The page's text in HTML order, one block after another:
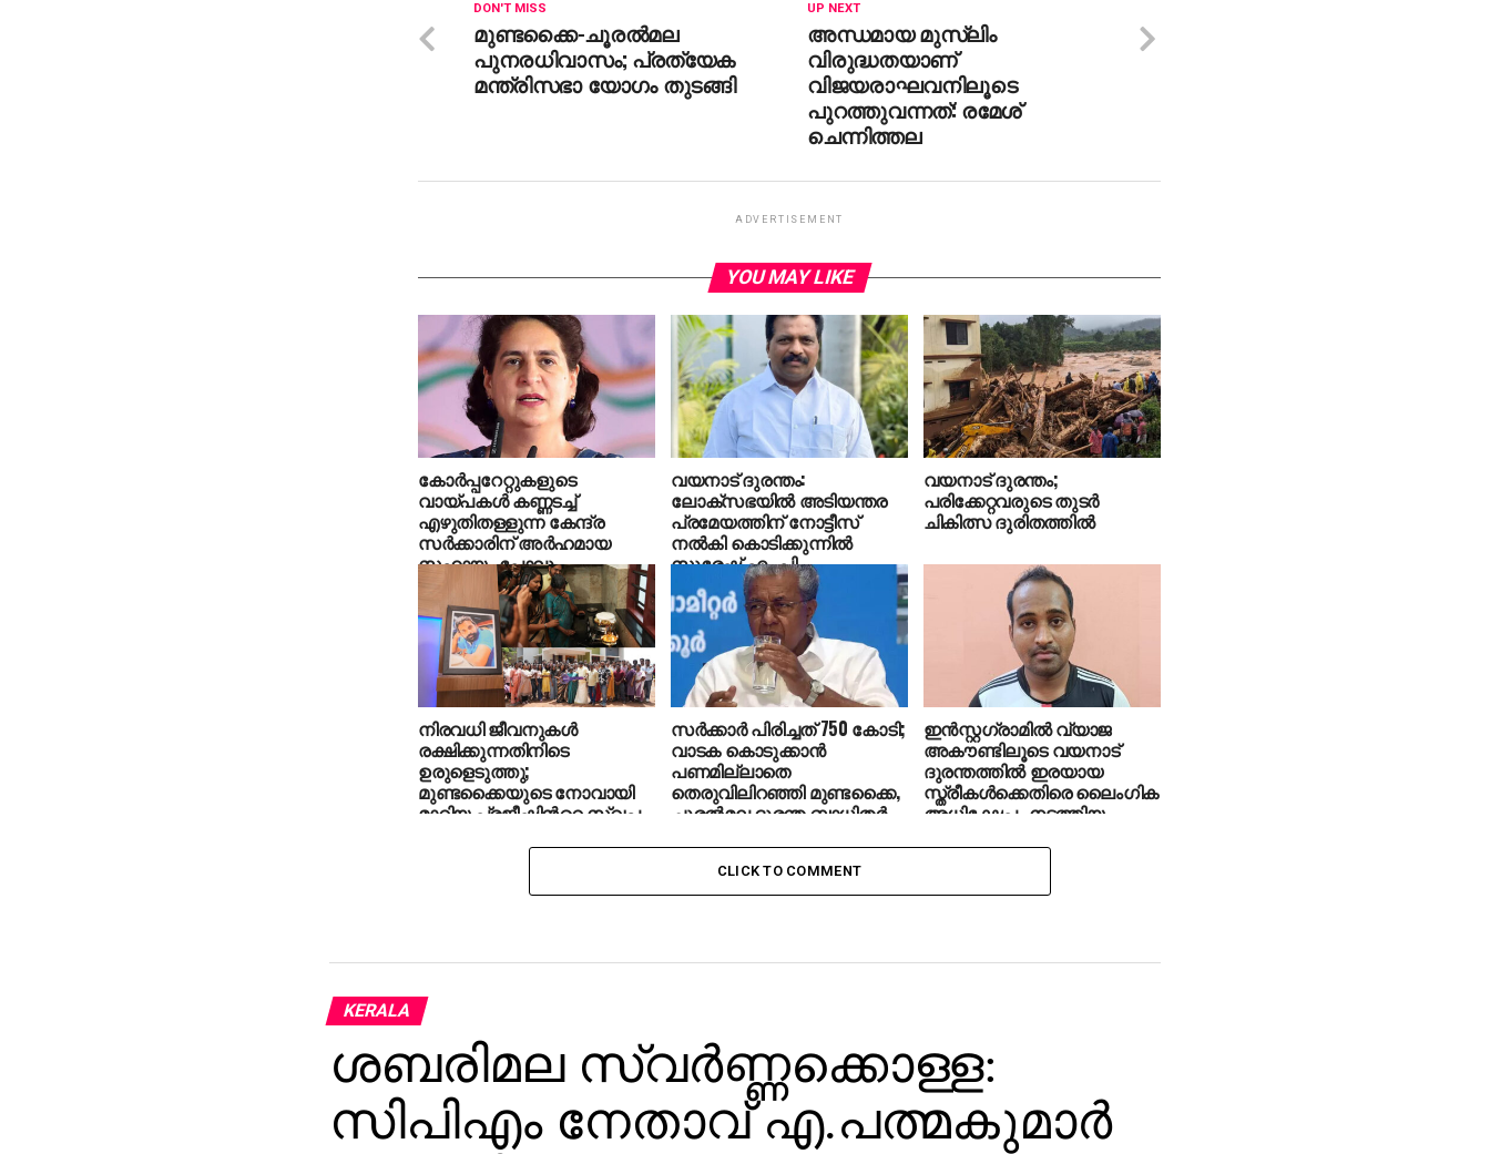
UP NEXT
അന്ധമായ മുസ്‌ലിം
വിരുദ്ധതയാണ്
വിജയരാഘവനിലൂടെ
പുറത്തുവന്നത്: രമേശ്
ചെന്നിത്തല
DON'T MISS
മുണ്ടക്കൈ-ചൂരല്‍മല
പുനരധിവാസം; പ്രത്യേക
മന്ത്രിസഭാ യോഗം തുടങ്ങി
ADVERTISEMENT
YOU MAY LIKE
കോര്‍പ്പറേറ്റുകളുടെ
വായ്പകള്‍ കണ്ണടച്ച്
എഴുതിതള്ളുന്ന കേന്ദ്ര
സര്‍ക്കാരിന് അര്‍ഹമായ
സഹായം പോലും
ഉറപ്പാക്കാനാകുന്നില്ല;
പ്രിയങ്കാ ഗാന്ധി
വയനാട് ദുരന്തം:
ലോക്‌സഭയില്‍ അടിയന്തര
പ്രമേയത്തിന് നോട്ടീസ്
നല്‍കി കൊടിക്കുന്നില്‍
സുരേഷ് എം.പി
വയനാട് ദുരന്തം;
പരിക്കേറ്റവരുടെ തുടര്‍
ചികിത്സ ദുരിതത്തില്‍
നിരവധി ജീവനുകൾ
രക്ഷിക്കുന്നതിനിടെ
ഉരുളെടുത്തു;
മുണ്ടക്കൈയുടെ നോവായി
മാറിയ പ്രജീഷിന്‍റെ സ്വപ്നം
പുതിയ വീട്ടിലേക്ക്
സര്‍ക്കാര്‍ പിരിച്ചത് 750 കോടി;
വാടക കൊടുക്കാന്‍
പണമില്ലാതെ
തെരുവിലിറഞ്ഞി മുണ്ടക്കൈ,
ചൂരല്‍മല ദുരന്ത ബാധിതര്‍
ഇന്‍സ്റ്റഗ്രാമില്‍ വ്യാജ
അകൗണ്ടിലൂടെ വയനാട്
ദുരന്തത്തില്‍ ഇരയായ
സ്ത്രീകള്‍ക്കെതിരെ ലൈംഗിക
അധിക്ഷേപം നടത്തിയ
CLICK TO COMMENT
KERALA
ശബരിമല സ്വര്‍ണ്ണക്കൊള്ള:
സിപിഎം നേതാവ് എ.പത്മകുമാര്‍